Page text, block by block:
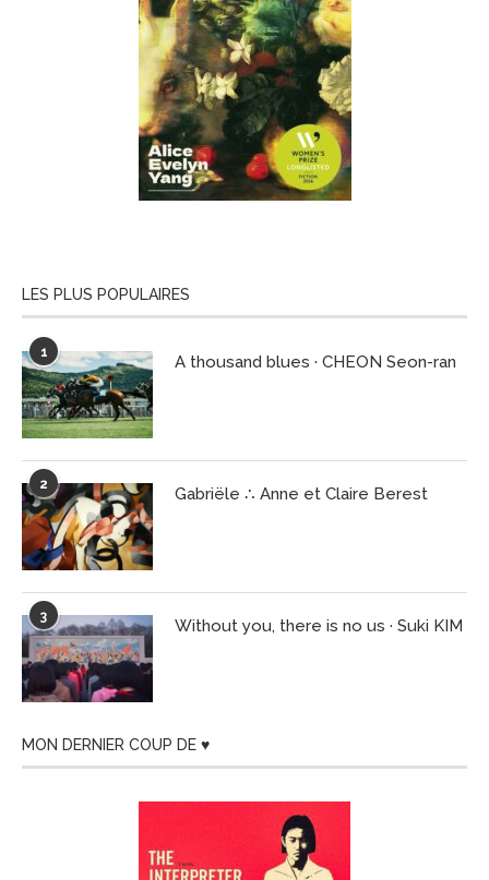
LES PLUS POPULAIRES
1 A thousand blues · CHEON Seon-ran
2 Gabriële ∴ Anne et Claire Berest
3 Without you, there is no us · Suki KIM
MON DERNIER COUP DE ♥